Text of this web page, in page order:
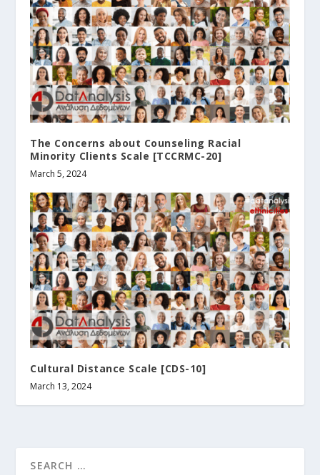
The Concerns about Counseling Racial
Minority Clients Scale [TCCRMC-20]
March 5, 2024
Cultural Distance Scale [CDS-10]
March 13, 2024